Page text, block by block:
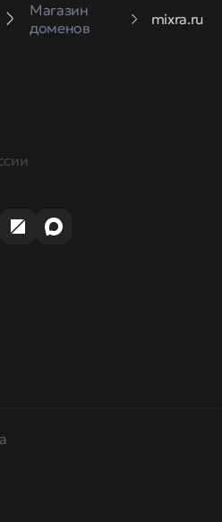
Магазин
доменов
mixra.ru